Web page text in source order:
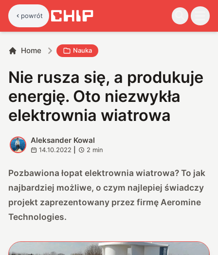
powrót
Home Nauka
Nie rusza się, a produkuje
energię. Oto niezwykła
elektrownia wiatrowa
A
Aleksander Kowal
14.10.2022 2 min
Pozbawiona łopat elektrownia wiatrowa? To jak
najbardziej możliwe, o czym najlepiej świadczy
projekt zaprezentowany przez firmę Aeromine
Technologies.